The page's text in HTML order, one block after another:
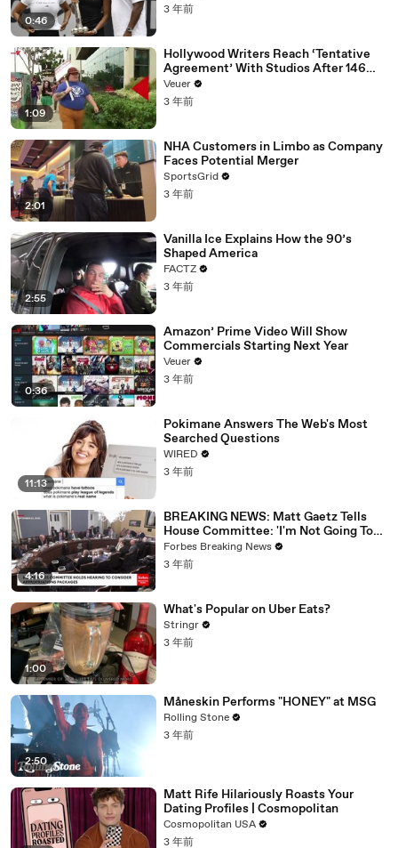
0:46
3 年前
1:09
Hollywood Writers Reach ‘Tentative
Agreement’ With Studios After 146
Day Strike
Veuer
3 年前
2:01
NHA Customers in Limbo as Company
Faces Potential Merger
SportsGrid
3 年前
2:55
Vanilla Ice Explains How the 90’s
Shaped America
FACTZ
3 年前
0:36
Amazon’ Prime Video Will Show
Commercials Starting Next Year
Veuer
3 年前
11:13
Pokimane Answers The Web's Most
Searched Questions
WIRED
3 年前
4:16
BREAKING NEWS: Matt Gaetz Tells
House Committee: 'I'm Not Going To
Vote For A Continuing Resolution'
Forbes Breaking News
3 年前
1:00
What's Popular on Uber Eats?
Stringr
3 年前
2:50
Måneskin Performs "HONEY" at MSG
Rolling Stone
3 年前
Matt Rife Hilariously Roasts Your
Dating Profiles | Cosmopolitan
Cosmopolitan USA
3 年前